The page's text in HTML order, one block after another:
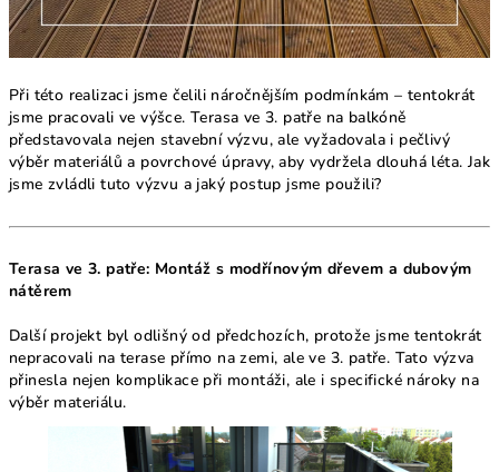
Při této realizaci jsme čelili náročnějším podmínkám – tentokrát
jsme pracovali ve výšce. Terasa ve 3. patře na balkóně
představovala nejen stavební výzvu, ale vyžadovala i pečlivý
výběr materiálů a povrchové úpravy, aby vydržela dlouhá léta. Jak
jsme zvládli tuto výzvu a jaký postup jsme použili?
Terasa ve 3. patře: Montáž s modřínovým dřevem a dubovým
nátěrem
Další projekt byl odlišný od předchozích, protože jsme tentokrát
nepracovali na terase přímo na zemi, ale ve 3. patře. Tato výzva
přinesla nejen komplikace při montáži, ale i specifické nároky na
výběr materiálu.